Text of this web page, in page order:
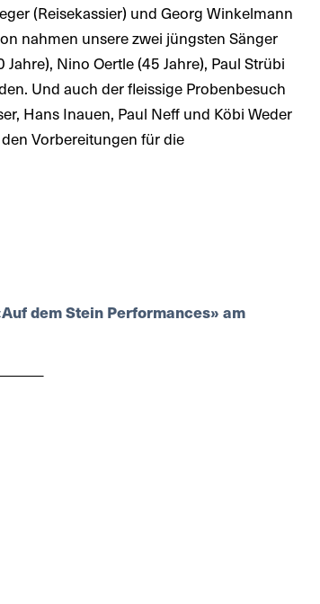
(Reisekassier) und Georg Winkelmann
nahmen unsere zwei jüngsten Sänger
Nino Oertle (45 Jahre), Paul Strübi
Und auch der fleissige Probenbesuch
Hans Inauen, Paul Neff und Köbi Weder
Vorbereitungen für die
dem Stein Performances» am